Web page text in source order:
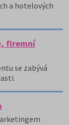
a hotelových
firemní
se zabývá